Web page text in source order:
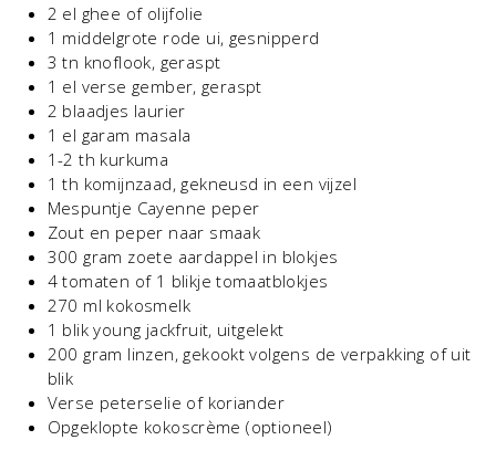
2 el ghee of olijfolie
1 middelgrote rode ui, gesnipperd
3 tn knoflook, geraspt
1 el verse gember, geraspt
2 blaadjes laurier
1 el garam masala
1-2 th kurkuma
1 th komijnzaad, gekneusd in een vijzel
Mespuntje Cayenne peper
Zout en peper naar smaak
300 gram zoete aardappel in blokjes
4 tomaten of 1 blikje tomaatblokjes
270 ml kokosmelk
1 blik young jackfruit, uitgelekt
200 gram linzen, gekookt volgens de verpakking of uit
blik
Verse peterselie of koriander
Opgeklopte kokoscrème (optioneel)